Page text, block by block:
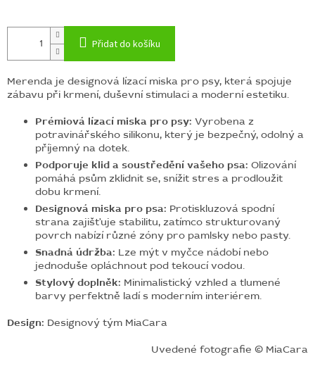
Přidat do košíku
Merenda je designová lízací miska pro psy, která spojuje
zábavu při krmení, duševní stimulaci a moderní estetiku.
Prémiová lízací miska pro psy: Vyrobena z
potravinářského silikonu, který je bezpečný, odolný a
příjemný na dotek.
Podporuje klid a soustředění vašeho psa: Olizování
pomáhá psům zklidnit se, snížit stres a prodloužit
dobu krmení.
Designová miska pro psa: Protiskluzová spodní
strana zajišťuje stabilitu, zatímco strukturovaný
povrch nabízí různé zóny pro pamlsky nebo pasty.
Snadná údržba: Lze mýt v myčce nádobí nebo
jednoduše opláchnout pod tekoucí vodou.
Stylový doplněk: Minimalistický vzhled a tlumené
barvy perfektně ladí s moderním interiérem.
Design: Designový tým MiaCara
Uvedené fotografie © MiaCara